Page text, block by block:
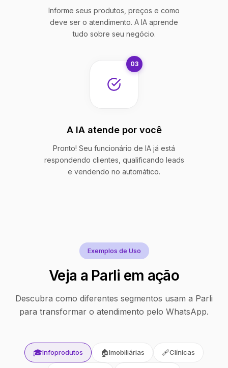
Informe seus produtos, preços e como
deve ser o atendimento. A IA aprende
tudo sobre seu negócio.
03
A IA atende por você
Pronto! Seu funcionário de IA já está
respondendo clientes, qualificando leads
e vendendo no automático.
Exemplos de Uso
Veja a Parli em ação
Descubra como diferentes segmentos usam a Parli
para transformar o atendimento pelo WhatsApp.
🎓Infoprodutos 🏠Imobiliárias 🩹Clínicas